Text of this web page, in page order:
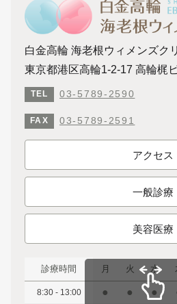
白金高輪 海老根ウィメンズク
東京都港区高輪1-2-17 高輪梶
TEL 03-5789-2590
FAX 03-5789-2591
アクセス
一般診療
美容医療
診療時間 月 火 水
8:30 - 13:00 ● ● ●